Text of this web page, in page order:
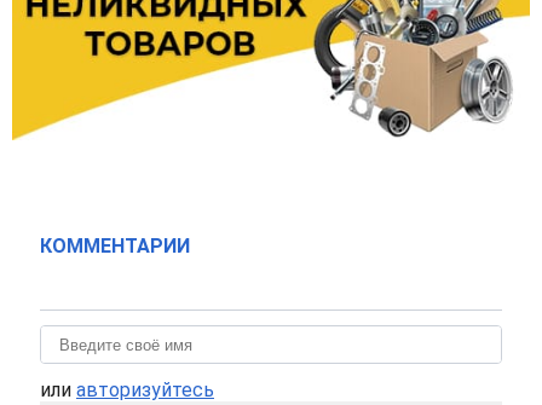
КОММЕНТАРИИ
или авторизуйтесь